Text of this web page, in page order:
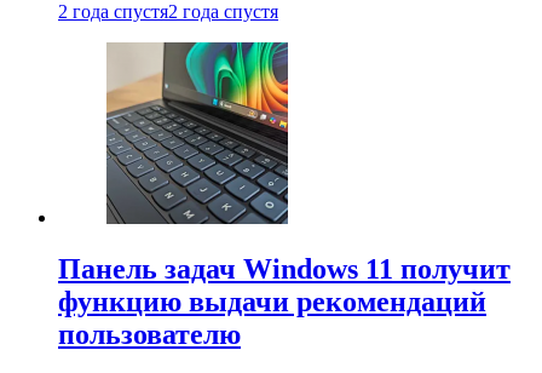
2 года спустя2 года спустя
Панель задач Windows 11 получит
функцию выдачи рекомендаций
пользователю